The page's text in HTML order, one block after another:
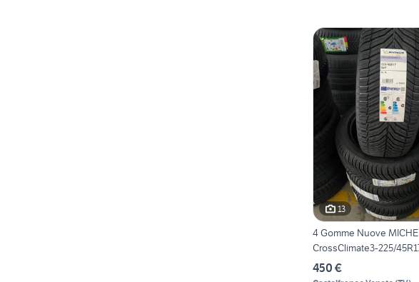
13
4 Gomme Nuove
CrossClimate3-225/
450 €